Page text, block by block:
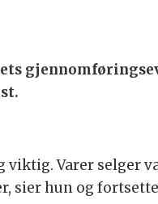
Varer selger
sier hun og